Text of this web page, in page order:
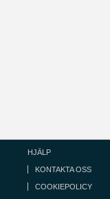
HJÄLP
KONTAKTA OSS
COOKIEPOLICY